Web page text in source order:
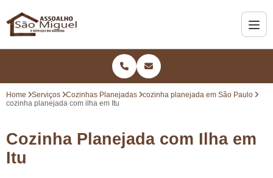
Home Serviços Cozinhas Planejadas
cozinha planejada em São Paulo
cozinha planejada com ilha em Itu
Cozinha Planejada com Ilha em
Itu